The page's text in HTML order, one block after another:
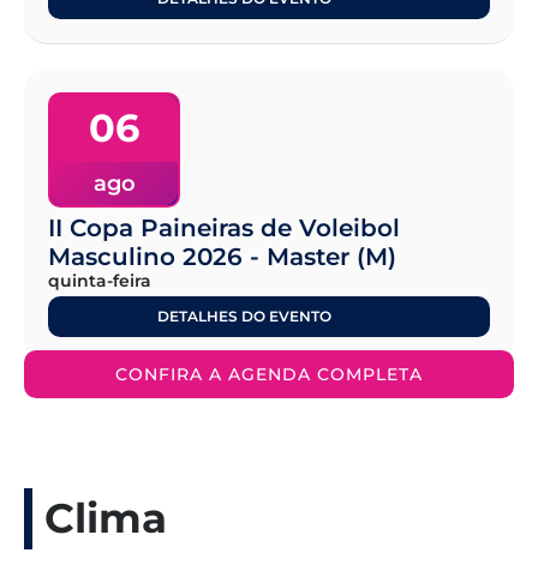
06
ago
II Copa Paineiras de Voleibol
Masculino 2026 - Master (M)
quinta-feira
DETALHES DO EVENTO
CONFIRA A AGENDA COMPLETA
Clima